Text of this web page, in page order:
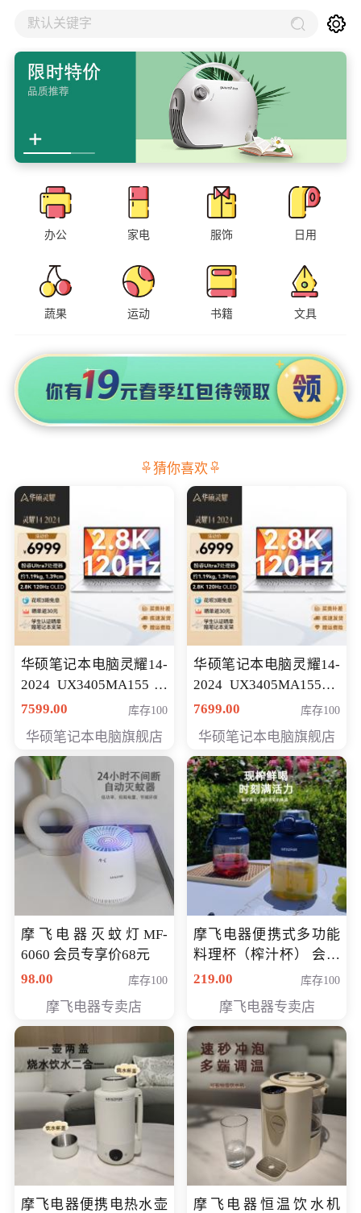
默认关键字
办公 家电 服饰 日用
蔬果 运动 书籍 文具
猜你喜欢
华硕笔记本电脑灵耀14-
2024 UX3405MA155冰
川银 oled 智慧轻薄本 会
7599.00 库存100
华硕笔记本电脑旗舰店
华硕笔记本电脑灵耀14-
2024 UX3405MA155夜
空蓝 oled 智慧轻薄本 会
7699.00 库存100
华硕笔记本电脑旗舰店
摩飞电器灭蚊灯MF-
6060 会员专享价68元
98.00
库存100
摩飞电器专卖店
摩飞电器便携式多功能
料理杯（榨汁杯） 会员
专享价118元
219.00 库存100
摩飞电器专卖店
摩飞电器便携电热水壶
摩飞电器恒温饮水机